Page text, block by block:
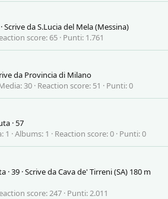
·Scrive daS.Lucia del Mela (Messina)
score 65 Punti 1.761
da Provincia di Milano
30 Reaction score 51 Punti 0
·57
1 Albums 1 Reaction score 0 Punti 0
·39 ·Scrive daCava de' Tirreni (SA) 180 m
score 247 Punti 2.011